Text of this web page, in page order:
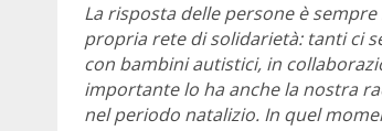
La risposta delle persone è
propria rete di solidarietà: tanti ci
con bambini autistici, in
importante lo ha anche la nostra
nel periodo natalizio. In quel